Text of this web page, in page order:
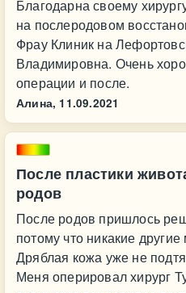
Благодарна своему
на послеродовом
Фрау Клиник на
Владимировна. Очень
операции и после.
Алина, 11.09.2021
После пластики
родов
После родов пришлось
потому что никакие
Дряблая кожа уже не
Меня оперировал хирург